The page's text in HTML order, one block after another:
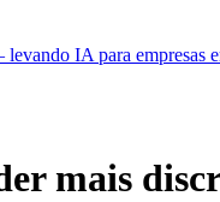
IA para empresas
mais